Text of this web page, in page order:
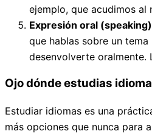
ejemplo, que acudimos
Expresión oral
que hablas sobre un
desenvolverte oralmente.
Ojo dónde estudias
Estudiar idiomas es una
más opciones que nunca para